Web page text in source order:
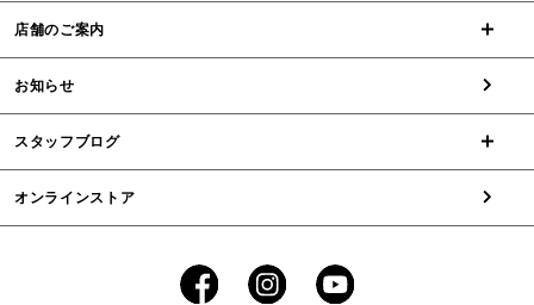
店舗のご案内
お知らせ
スタッフブログ
オンラインストア